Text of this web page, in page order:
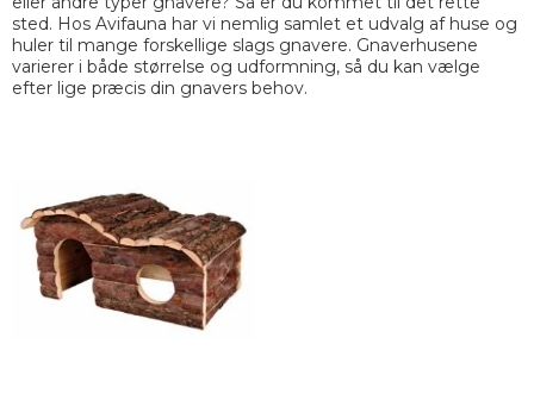
sted. Hos Avifauna har vi nemlig samlet et udvalg af huse og
huler til mange forskellige slags gnavere. Gnaverhusene
varierer i både størrelse og udformning, så du kan vælge
efter lige præcis din gnavers behov.